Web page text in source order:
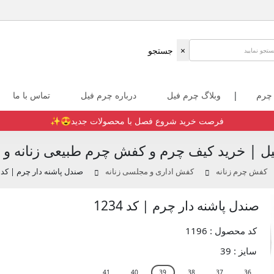
× جستجو
چرم | وبلاگ چرم فیل درباره چرم فیل تماس با ما
فرصت خرید شروع فصل با محصولات جدید😍✨️
| خرید کیف چرم و کفش چرم طبیعی زنانه و
کفش چرم زنانه کفش اداری و مجلسی زنانه صندل پاشنه دار چرم | کد
صندل پاشنه دار چرم | کد 1234
کد محصول : 1196
سایز : 39